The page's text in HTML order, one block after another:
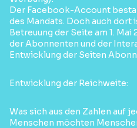
Der Facebook-Account
des Mandats. Doch auch dort
Betreuung der Seite am 1.
der Abonnenten und der
Entwicklung der Seiten
Entwicklung der Reichweite:
Was sich aus den Zahlen auf
Menschen möchten